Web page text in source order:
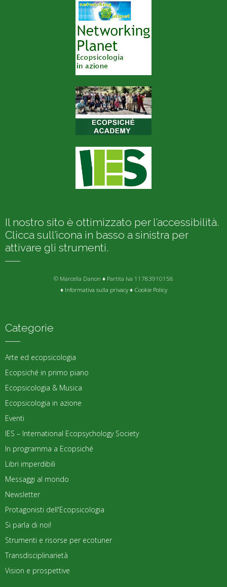
Il nostro sito è ottimizzato per l’accessibilità.
Clicca sull’icona in basso a sinistra per
attivare gli strumenti.
© Marcella Danon ♦ Partita Iva 11783910158
♦ Informativa sulla privacy♦ Cookie Policy
Categorie
Arte ed ecopsicologia
Ecopsiché in primo piano
Ecopsicologia & Musica
Ecopsicologia in azione
Eventi
IES – International Ecopsychology Society
In programma a Ecopsiché
Libri imperdibili
Messaggi al mondo
Newsletter
Protagonisti dell'Ecopsicologia
Si parla di noi!
Strumenti e risorse per ecotuner
Transdisciplinarietà
Vision e prospettive